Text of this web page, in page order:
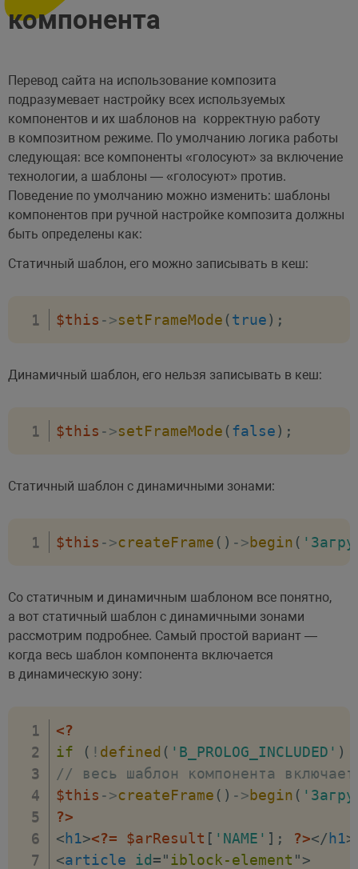
компонента
Перевод сайта на использование композита
подразумевает настройку всех используемых
компонентов и их шаблонов на корректную работу
в композитном режиме. По умолчанию логика работы
следующая: все компоненты «голосуют» за включение
технологии, а шаблоны — «голосуют» против.
Поведение по умолчанию можно изменить: шаблоны
компонентов при ручной настройке композита должны
быть определены как:
Статичный шаблон, его можно записывать в кеш:
$this ->setFrameMode (true) ;
Динамичный шаблон, его нельзя записывать в кеш:
$this ->setFrameMode (false) ;
Статичный шаблон с динамичными зонами:
$this ->createFrame ( ) ->begin (
Со статичным и динамичным шаблоном все понятно,
а вот статичный шаблон с динамичными зонами
рассмотрим подробнее. Самый простой вариант —
когда весь шаблон компонента включается
в динамическую зону:
<?
if
( ! defined ( 'B_PROLOG_INCLUDED' )
// весь шаблон компонента
$this ->createFrame ( ) ->begin (
?>
<h1><?= $arResult [ 'NAME' ] ; ?></h1>
<article id="iblock-element ">